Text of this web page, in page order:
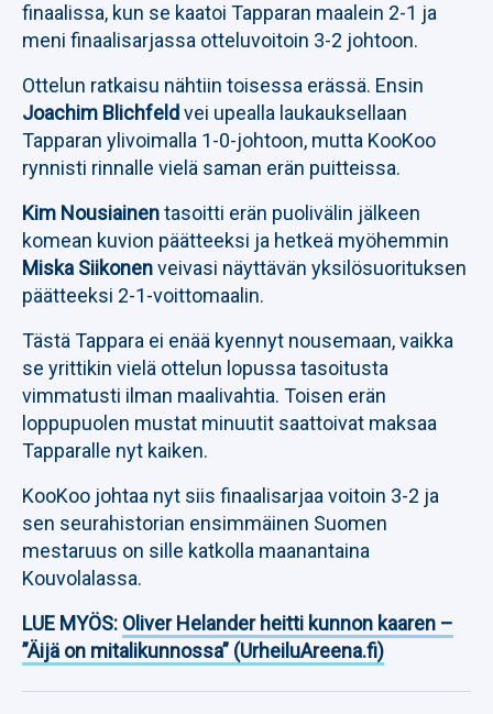
finaalissa, kun se kaatoi Tapparan maalein 2-1 ja
meni finaalisarjassa otteluvoitoin 3-2 johtoon.
Ottelun ratkaisu nähtiin toisessa erässä. Ensin
Joachim Blichfeldvei upealla laukauksellaan
Tapparan ylivoimalla 1-0-johtoon, mutta KooKoo
rynnisti rinnalle vielä saman erän puitteissa.
Kim Nousiainentasoitti erän puolivälin jälkeen
komean kuvion päätteeksi ja hetkeä myöhemmin
Miska Siikonenveivasi näyttävän yksilösuorituksen
päätteeksi 2-1-voittomaalin.
Tästä Tappara ei enää kyennyt nousemaan, vaikka
se yrittikin vielä ottelun lopussa tasoitusta
vimmatusti ilman maalivahtia. Toisen erän
loppupuolen mustat minuutit saattoivat maksaa
Tapparalle nyt kaiken.
KooKoo johtaa nyt siis finaalisarjaa voitoin 3-2 ja
sen seurahistorian ensimmäinen Suomen
mestaruus on sille katkolla maanantaina
Kouvolalassa.
LUE MYÖS: Oliver Helander heitti kunnon kaaren –
”Äijä on mitalikunnossa” (UrheiluAreena.fi)